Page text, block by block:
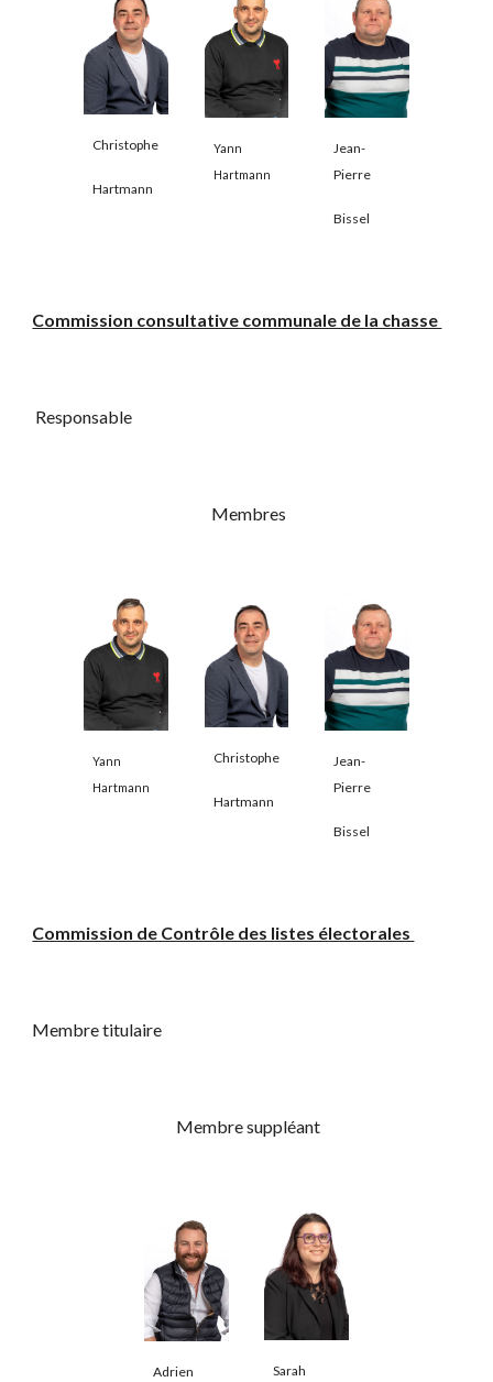
Christophe
Hartmann
Yann
Hartmann
Jean-
Pierre
Bissel
Commission consultative communale de la chasse
Responsable
Membres
Yann
Hartmann
Christophe
Hartmann
Jean-
Pierre
Bissel
Commission de Contrôle des listes électorales
Membre titulaire
Membre suppléant
Adrien
Sarah